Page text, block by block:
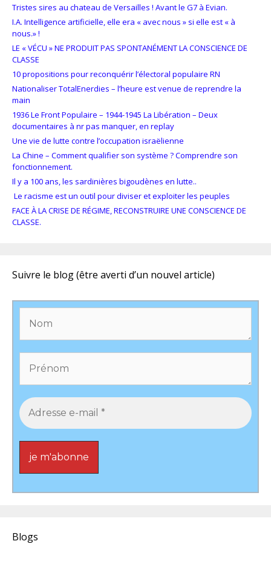
Tristes sires au chateau de Versailles ! Avant le G7 à Evian.
I.A. Intelligence artificielle, elle era « avec nous » si elle est « à
nous.» !
LE « VÉCU » NE PRODUIT PAS SPONTANÉMENT LA CONSCIENCE DE
CLASSE
10 propositions pour reconquérir l’électoral populaire RN
Nationaliser TotalEnerdies – l’heure est venue de reprendre la
main
1936 Le Front Populaire – 1944-1945 La Libération – Deux
documentaires à nr pas manquer, en replay
Une vie de lutte contre l’occupation israëlienne
La Chine – Comment qualifier son système ? Comprendre son
fonctionnement.
Il y a 100 ans, les sardinières bigoudènes en lutte..
Le racisme est un outil pour diviser et exploiter les peuples
FACE À LA CRISE DE RÉGIME, RECONSTRUIRE UNE CONSCIENCE DE
CLASSE.
Suivre le blog (être averti d’un nouvel article)
Blogs